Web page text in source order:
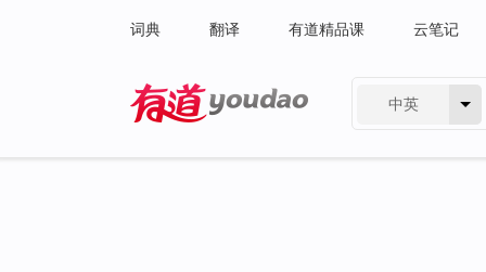
词典 翻译 有道精品课 云笔记
中英